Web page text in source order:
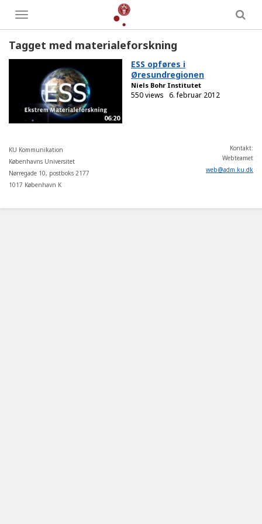
Toggle
menu
Tagget med materialeforskning
06:20
ESS opføres i
Øresundregionen
Niels Bohr Institutet
550 views 6. februar 2012
KU Kommunikation
Københavns Universitet
Nørregade 10, postboks 2177
1017 København K
Kontakt:
Webteamet
web@adm.ku.dk